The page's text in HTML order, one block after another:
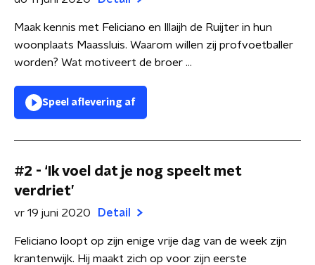
Maak kennis met Feliciano en Illaijh de Ruijter in hun
woonplaats Maassluis. Waarom willen zij profvoetballer
worden? Wat motiveert de broer ...
Speel aflevering af
#2 - ‘Ik voel dat je nog speelt met
verdriet’
vr 19 juni 2020 Detail
Feliciano loopt op zijn enige vrije dag van de week zijn
krantenwijk. Hij maakt zich op voor zijn eerste